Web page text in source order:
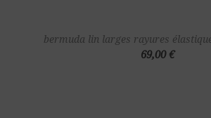
bermuda lin larges rayures
69,00 €